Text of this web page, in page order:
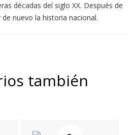
décadas del siglo XX. Después de
nuevo la historia nacional.
también